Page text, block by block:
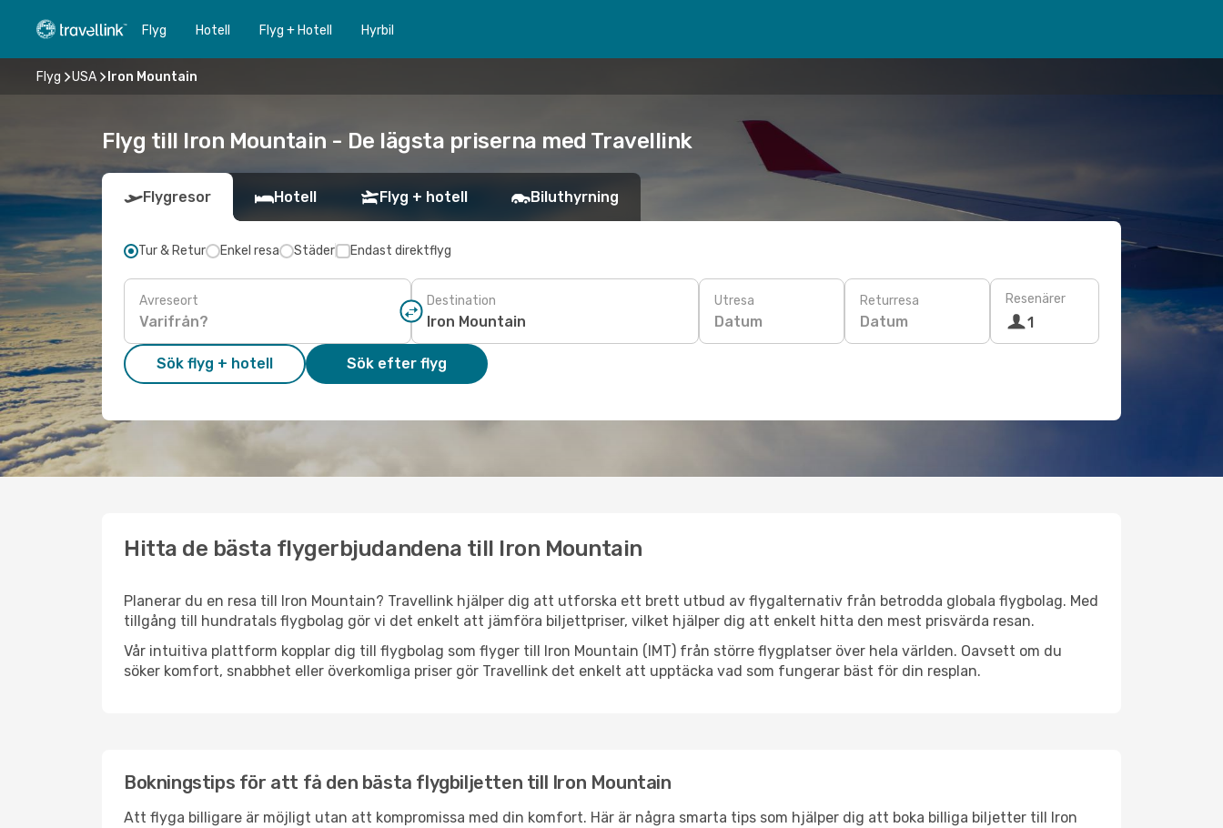
Flyg Hotell Flyg + Hotell Hyrbil
Flyg USA Iron Mountain
Flyg till Iron Mountain - De lägsta priserna med Travellink
Flygresor Hotell Flyg + hotell Biluthyrning
Tur & Retur Enkel resa Städer Endast direktflyg
Avreseort Destination Utresa
Datum
Returresa
Datum
Resenärer
1
Sök flyg + hotell Sök efter flyg
Hitta de bästa flygerbjudandena till Iron Mountain
Planerar du en resa till Iron Mountain? Travellink hjälper dig att utforska ett brett utbud av flygalternativ från betrodda globala flygbolag. Med
tillgång till hundratals flygbolag gör vi det enkelt att jämföra biljettpriser, vilket hjälper dig att enkelt hitta den mest prisvärda resan.
Vår intuitiva plattform kopplar dig till flygbolag som flyger till Iron Mountain (IMT) från större flygplatser över hela världen. Oavsett om du
söker komfort, snabbhet eller överkomliga priser gör Travellink det enkelt att upptäcka vad som fungerar bäst för din resplan.
Bokningstips för att få den bästa flygbiljetten till Iron Mountain
Att flyga billigare är möjligt utan att kompromissa med din komfort. Här är några smarta tips som hjälper dig att boka billiga biljetter till Iron